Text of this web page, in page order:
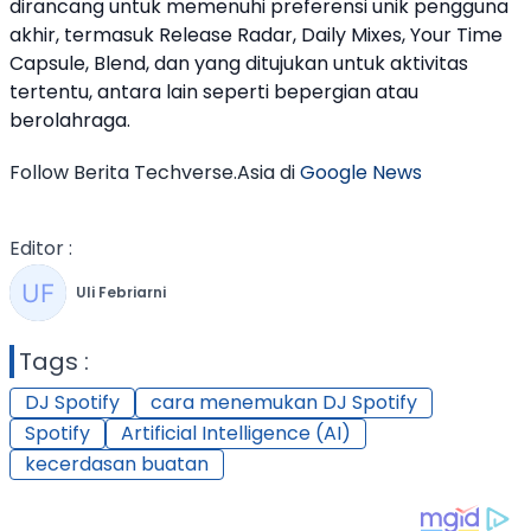
dirancang untuk memenuhi preferensi unik pengguna
akhir, termasuk Release Radar, Daily Mixes, Your Time
Capsule, Blend, dan yang ditujukan untuk aktivitas
tertentu, antara lain seperti bepergian atau
berolahraga.
Follow Berita Techverse.Asia diGoogle News
Editor :
Uli Febriarni
Tags :
DJ Spotify
cara menemukan DJ Spotify
Spotify
Artificial Intelligence (AI)
kecerdasan buatan